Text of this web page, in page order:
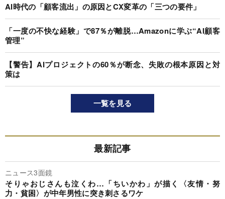
AI時代の「顧客流出」の原因とCX変革の「三つの要件」
「一度の不快な経験」で87％が離脱…Amazonに学ぶ“AI顧客
管理”
【警告】AIプロジェクトの60％が断念、失敗の根本原因と対
策は
一覧を見る
最新記事
ニュース3面鏡
そりゃおじさんも泣くわ…「ちいかわ」が描く〈友情・努
力・貧困〉が中年男性に突き刺さるワケ